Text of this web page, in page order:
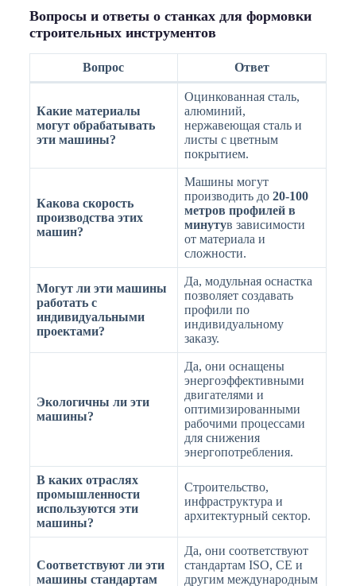
Вопросы и ответы о станках для формовки
строительных инструментов
Вопрос Ответ
Какие материалы
могут обрабатывать
эти машины?
Оцинкованная сталь,
алюминий,
нержавеющая сталь и
листы с цветным
покрытием.
Какова скорость
производства этих
машин?
Машины могут
производить до 20-100
метров профилей в
минутув зависимости
от материала и
сложности.
Могут ли эти машины
работать с
индивидуальными
проектами?
Да, модульная оснастка
позволяет создавать
профили по
индивидуальному
заказу.
Экологичны ли эти
машины?
Да, они оснащены
энергоэффективными
двигателями и
оптимизированными
рабочими процессами
для снижения
энергопотребления.
В каких отраслях
промышленности
используются эти
машины?
Строительство,
инфраструктура и
архитектурный сектор.
Соответствуют ли эти
машины стандартам
Да, они соответствуют
стандартам ISO, CE и
другим международным